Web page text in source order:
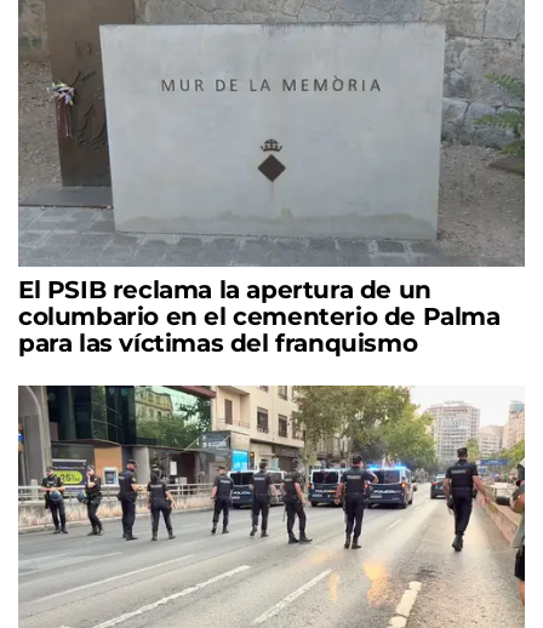
El PSIB reclama la apertura de un
columbario en el cementerio de Palma
para las víctimas del franquismo